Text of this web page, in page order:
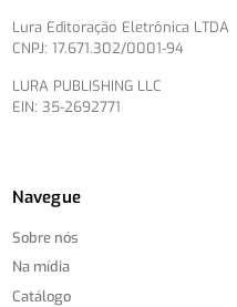
Lura Editoração Eletrônica LTDA
CNPJ: 17.671.302/0001-94
LURA PUBLISHING LLC
EIN: 35-2692771
Navegue
Sobre nós
Na mídia
Catálogo